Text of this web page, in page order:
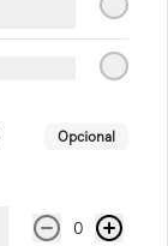
Opcional
0